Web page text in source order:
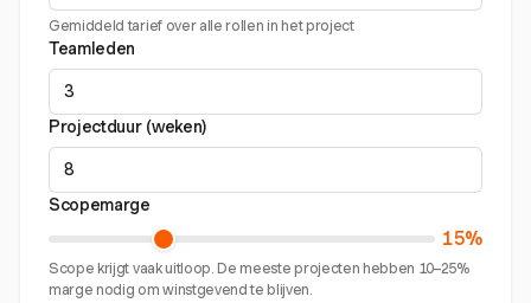
Gemiddeld tarief over alle rollen in het project
Teamleden
Projectduur (weken)
Scopemarge
15%
Scope krijgt vaak uitloop. De meeste projecten hebben 10–25%
marge nodig om winstgevend te blijven.